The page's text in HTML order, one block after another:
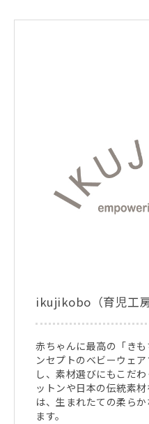
ikujikobo（育児工房
赤ちゃんに最高の「き
ンセプトのベビーウェ
し、素材選びにもこだ
ットンや日本の伝統素
は、生まれたての柔ら
ます。